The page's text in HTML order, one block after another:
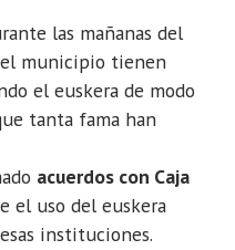
las mañanas del
municipio tienen
el euskera de modo
tanta fama han
acuerdos con Caja
el uso del euskera
instituciones.